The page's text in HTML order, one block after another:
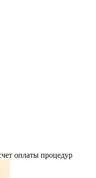
оплаты процедур